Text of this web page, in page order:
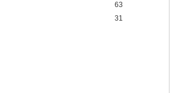
63
31